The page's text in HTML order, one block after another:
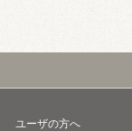
ユーザの方へ